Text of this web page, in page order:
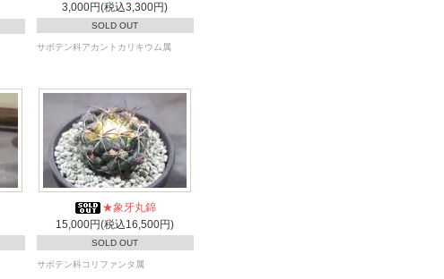
3,000円(税込3,300円)
SOLD OUT
サボテン科アカントカリキウム属
★象牙丸錦
15,000円(税込16,500円)
SOLD OUT
サボテン科コリファンタ属